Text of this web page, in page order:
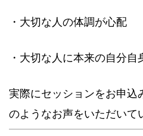
・大切な人の体調が心配
・大切な人に本来の自分自
実際にセッションをお申込
のようなお声をいただいて